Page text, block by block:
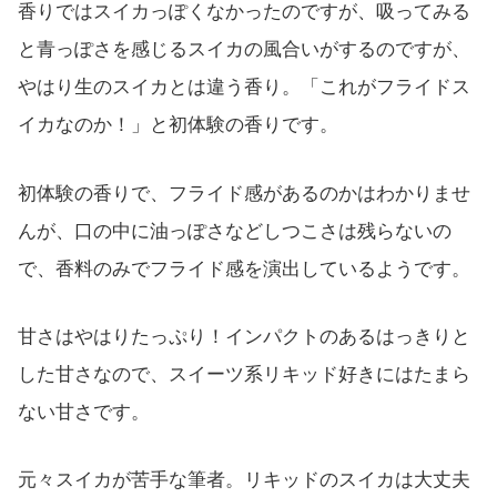
香りではスイカっぽくなかったのですが、吸ってみる
と青っぽさを感じるスイカの風合いがするのですが、
やはり生のスイカとは違う香り。「これがフライドス
イカなのか！」と初体験の香りです。
初体験の香りで、フライド感があるのかはわかりませ
んが、口の中に油っぽさなどしつこさは残らないの
で、香料のみでフライド感を演出しているようです。
甘さはやはりたっぷり！インパクトのあるはっきりと
した甘さなので、スイーツ系リキッド好きにはたまら
ない甘さです。
元々スイカが苦手な筆者。リキッドのスイカは大丈夫